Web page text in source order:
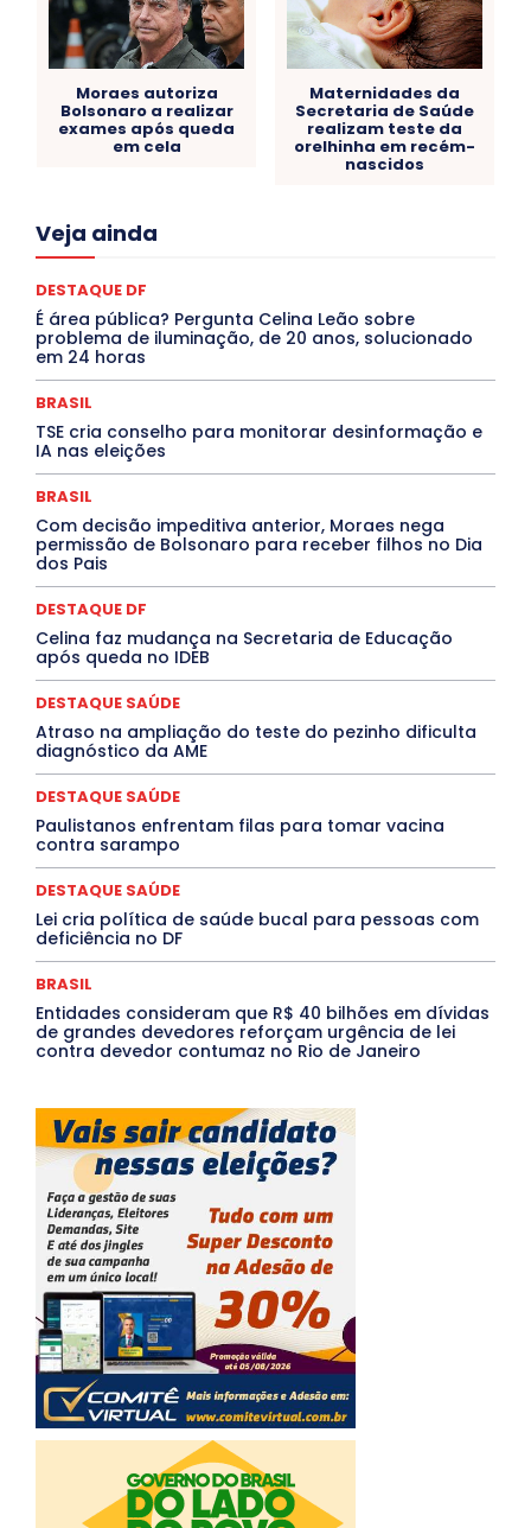
Moraes autoriza
Bolsonaro a realizar
exames após queda
em cela
Maternidades da
Secretaria de Saúde
realizam teste da
orelhinha em recém-
nascidos
Veja ainda
Acre
Congressuanas & Esplanadumas
Covid-19
Crônica Política Crônicas
Cultura e Tal
DANÇA Dengue
Denuncia
DESTAQUE BRASIL
DESTAQUE DF
DESTAQUE SAÚDE
DESTAQUES OUTROS
Especial
Espírito Santo ESPORTE
ESTÁGIO
EVENTOS
Febre Oropouche
FILMES
Goiás
Jogos Online
JUDICIÁRIO LITERATURA
Maranhão
Marburg
Mato Grosso
Mato Grosso do Sul
MEIO AMBIENTE
MÚSICA
O Plantonista Opinião Oropouche
Pará
Paraíba
PROCESSO SELETIVO
PUBLIEDITORIAL
QUALIFICAÇÃO PROFISSIONAL
RESIDÊNCIA
Rio de Janeiro
Santa Catarina
Saúde Agora
TÁ FROID?
TEATRO TECNOLOGIA
TIC TAC
Tocantins
DESTAQUE DF
É área pública? Pergunta Celina Leão sobre
problema de iluminação, de 20 anos, solucionado
em 24 horas
BRASIL
TSE cria conselho para monitorar desinformação e
IA nas eleições
BRASIL
Com decisão impeditiva anterior, Moraes nega
permissão de Bolsonaro para receber filhos no Dia
dos Pais
DESTAQUE DF
Celina faz mudança na Secretaria de Educação
após queda no IDEB
DESTAQUE SAÚDE
Atraso na ampliação do teste do pezinho dificulta
diagnóstico da AME
DESTAQUE SAÚDE
Paulistanos enfrentam filas para tomar vacina
contra sarampo
DESTAQUE SAÚDE
Lei cria política de saúde bucal para pessoas com
deficiência no DF
BRASIL
Entidades consideram que R$ 40 bilhões em dívidas
de grandes devedores reforçam urgência de lei
contra devedor contumaz no Rio de Janeiro